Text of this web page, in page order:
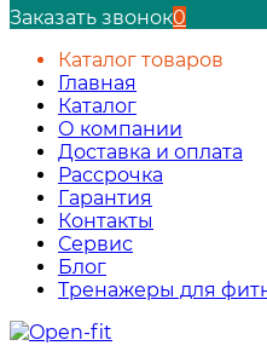
Заказать звонок0
Каталог товаров
Главная
Каталог
О компании
Доставка и оплата
Рассрочка
Гарантия
Контакты
Сервис
Блог
Тренажеры для